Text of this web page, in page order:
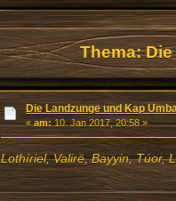
Thema: Die
Die Landzunge und Kap
«am:10. Jan 2017, 20:58 »
Lothíriel, Valirë, Bayyin, Túor,